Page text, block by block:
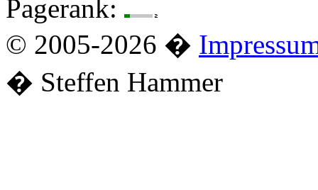
Pagerank:
© 2005-2026 �
� Steffen Hammer